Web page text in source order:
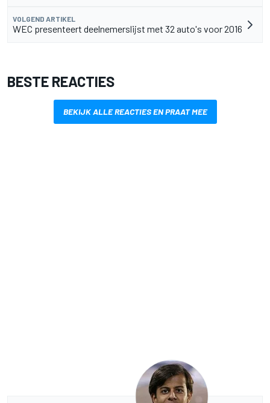
VOLGEND ARTIKEL
WEC presenteert deelnemerslijst met 32 auto's voor 2016
BESTE REACTIES
BEKIJK ALLE REACTIES EN PRAAT MEE